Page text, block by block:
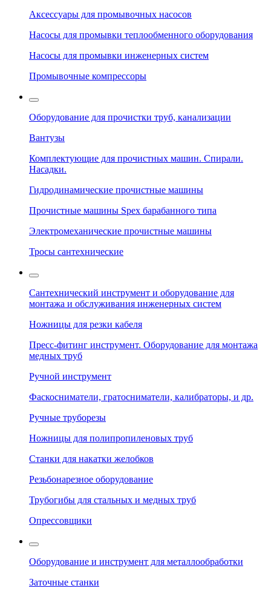
Аксессуары для промывочных насосов
Насосы для промывки теплообменного оборудования
Насосы для промывки инженерных систем
Промывочные компрессоры
Оборудование для прочистки труб, канализации
Вантузы
Комплектующие для прочистных машин. Спирали.
Насадки.
Гидродинамические прочистные машины
Прочистные машины Spex барабанного типа
Электромеханические прочистные машины
Тросы сантехнические
Сантехнический инструмент и оборудование для
монтажа и обслуживания инженерных систем
Ножницы для резки кабеля
Пресс-фитинг инструмент. Оборудование для монтажа
медных труб
Ручной инструмент
Фаскосниматели, гратосниматели, калибраторы, и др.
Ручные труборезы
Ножницы для полипропиленовых труб
Станки для накатки желобков
Резьбонарезное оборудование
Трубогибы для стальных и медных труб
Опрессовщики
Оборудование и инструмент для металлообработки
Заточные станки